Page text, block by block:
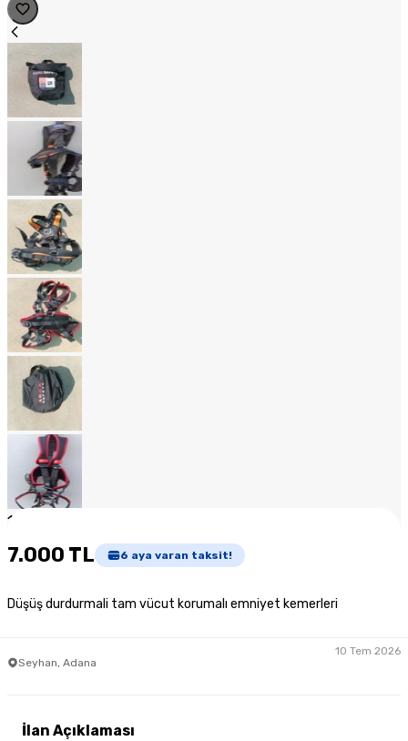
1
7.000 TL 6 aya varan taksit!
Düşüş durdurmali tam vücut korumalı emniyet kemerleri
Seyhan, Adana
10 Tem 2026
İlan Açıklaması